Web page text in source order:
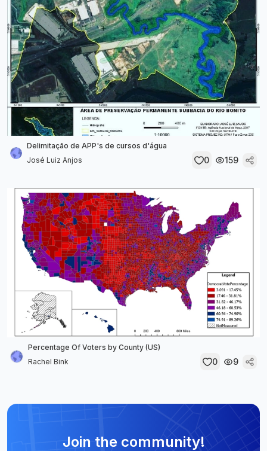
Delimitação de APP's de cursos d'água
José Luiz Anjos
0 159
Percentage Of Voters by County (US)
Rachel Bink
0 9
Join the community!